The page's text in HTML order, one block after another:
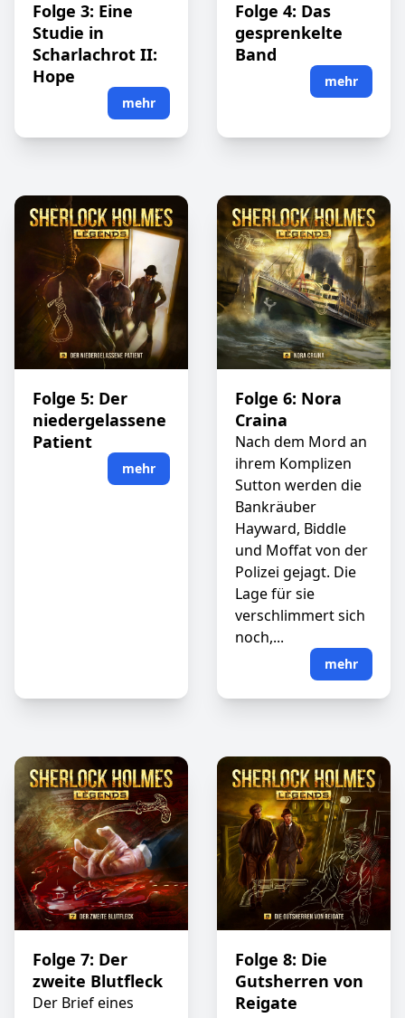
Folge 3: Eine
Studie in
Scharlachrot II:
Hope
mehr
Folge 4: Das
gesprenkelte
Band
mehr
Folge 5: Der
niedergelassene
Patient
mehr
Folge 6: Nora
Craina
Nach dem Mord an
ihrem Komplizen
Sutton werden die
Bankräuber
Hayward, Biddle
und Moffat von der
Polizei gejagt. Die
Lage für sie
verschlimmert sich
noch,...
mehr
Folge 7: Der
zweite Blutfleck
Der Brief eines
Folge 8: Die
Gutsherren von
Reigate